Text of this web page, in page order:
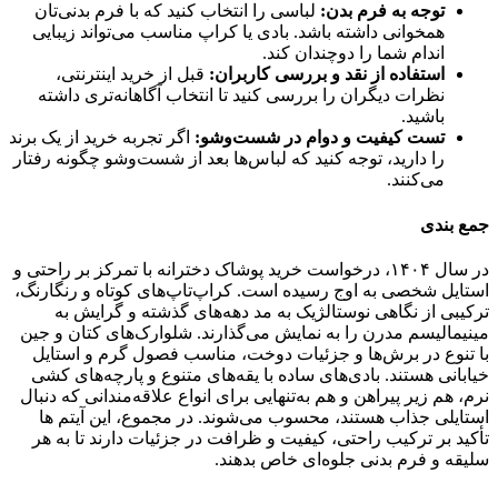
توجه به فرم بدن: لباسی را انتخاب کنید که با فرم بدنی‌تان
همخوانی داشته باشد. بادی یا کراپ مناسب می‌تواند زیبایی
اندام شما را دوچندان کند.
استفاده از نقد و بررسی کاربران: قبل از خرید اینترنتی،
نظرات دیگران را بررسی کنید تا انتخاب آگاهانه‌تری داشته
باشید.
تست کیفیت و دوام در شست‌وشو: اگر تجربه خرید از یک برند
را دارید، توجه کنید که لباس‌ها بعد از شست‌وشو چگونه رفتار
می‌کنند.
جمع بندی
در سال ۱۴۰۴، درخواست خرید پوشاک دخترانه با تمرکز بر راحتی و
استایل شخصی به اوج رسیده است. کراپ‌تاپ‌های کوتاه و رنگارنگ،
ترکیبی از نگاهی نوستالژیک به مد دهه‌های گذشته و گرایش به
مینیمالیسم مدرن را به نمایش می‌گذارند. شلوارک‌های کتان و جین
با تنوع در برش‌ها و جزئیات دوخت، مناسب فصول گرم و استایل
خیابانی هستند. بادی‌های ساده با یقه‌های متنوع و پارچه‌های کشی
نرم، هم زیر پیراهن و هم به‌تنهایی برای انواع علاقه‌مندانی که دنبال
استایلی جذاب هستند، محسوب می‌شوند. در مجموع، این آیتم ها
تأکید بر ترکیب راحتی، کیفیت و ظرافت در جزئیات دارند تا به هر
سلیقه و فرم بدنی جلوه‌ای خاص بدهند.